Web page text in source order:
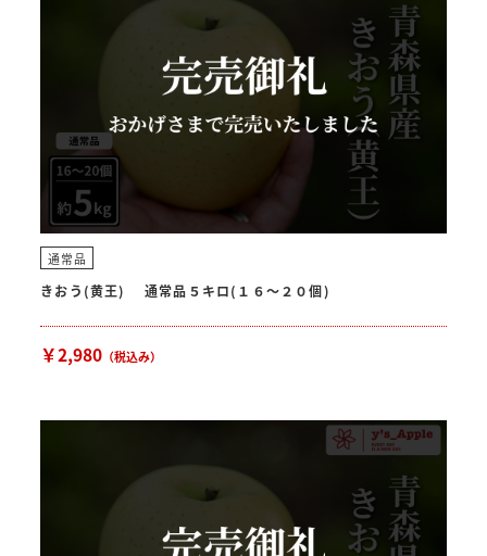
通常品
きおう(黄王) 通常品５キロ(１６〜２０個)
￥2,980 （税込み）